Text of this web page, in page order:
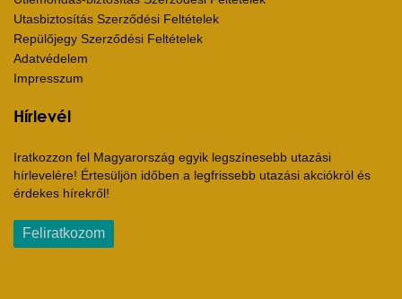
Utasbiztosítás Szerződési Feltételek
Repülőjegy Szerződési Feltételek
Adatvédelem
Impresszum
Hírlevél
Iratkozzon fel Magyarország egyik legszínesebb utazási
hírlevelére! Értesüljön időben a legfrissebb utazási akciókról és
érdekes hírekről!
Feliratkozom